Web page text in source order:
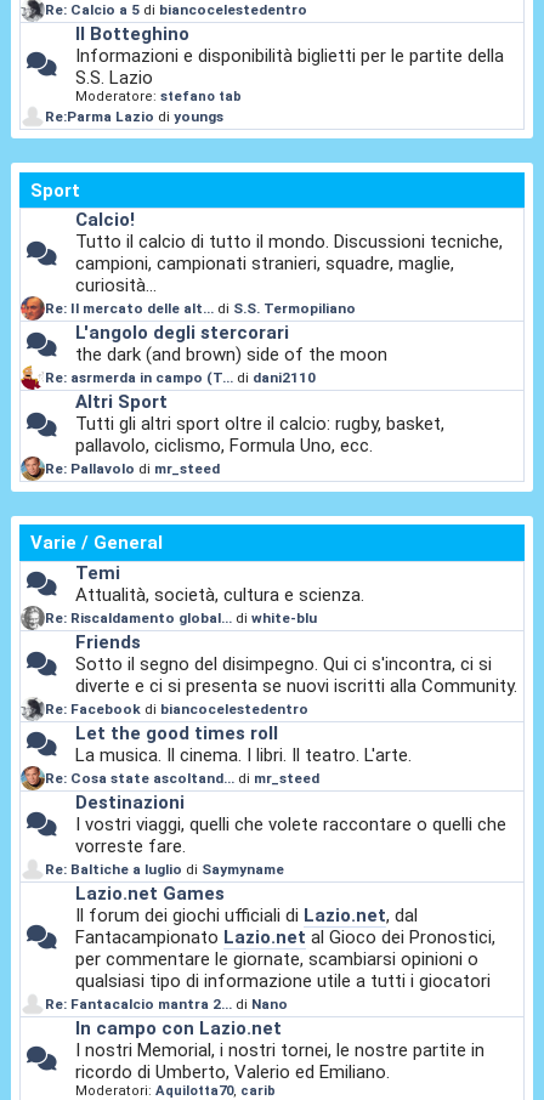
Re: Calcio a 5 di biancocelestedentro
Il Botteghino
Informazioni e disponibilità biglietti per le partite della
S.S. Lazio
Moderatore:stefano tab
Re:Parma Lazio diyoungs
Sport
Calcio!
Tutto il calcio di tutto il mondo. Discussioni tecniche,
campioni, campionati stranieri, squadre, maglie,
curiosità...
Re: Il mercato delle alt... di S.S. Termopiliano
L'angolo degli stercorari
the dark (and brown) side of the moon
Re: asrmerda in campo (T... di dani2110
Altri Sport
Tutti gli altri sport oltre il calcio: rugby, basket,
pallavolo, ciclismo, Formula Uno, ecc.
Re: Pallavolo di mr_steed
Varie / General
Temi
Attualità, società, cultura e scienza.
Re: Riscaldamento global... diwhite-blu
Friends
Sotto il segno del disimpegno. Qui ci s'incontra, ci si
diverte e ci si presenta se nuovi iscritti alla Community.
Re: Facebook di biancocelestedentro
Let the good times roll
La musica. Il cinema. I libri. Il teatro. L'arte.
Re: Cosa state ascoltand... di mr_steed
Destinazioni
I vostri viaggi, quelli che volete raccontare o quelli che
vorreste fare.
Re: Baltiche a luglio di Saymyname
Lazio.net Games
Il forum dei giochi ufficiali di Lazio.net, dal
Fantacampionato Lazio.net al Gioco dei Pronostici,
per commentare le giornate, scambiarsi opinioni o
qualsiasi tipo di informazione utile a tutti i giocatori
Re: Fantacalcio mantra 2... di Nano
In campo con Lazio.net
I nostri Memorial, i nostri tornei, le nostre partite in
ricordo di Umberto, Valerio ed Emiliano.
Moderatori:Aquilotta70, carib